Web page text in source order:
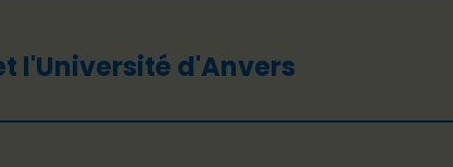
l'Université d'Anvers